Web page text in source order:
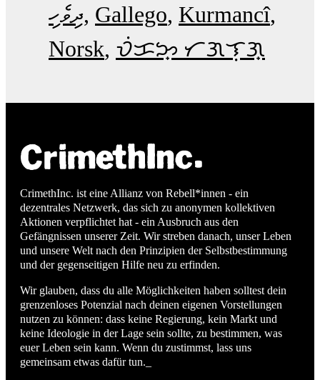
ދިވެހި Gallego Kurmancî
Norsk ᜏᜒᜃᜅ᜔ ᜆᜄᜎᜓᜄ᜔
CrimethInc. ist eine Allianz von Rebell*innen - ein
dezentrales Netzwerk, das sich zu anonymen kollektiven
Aktionen verpflichtet hat - ein Ausbruch aus den
Gefängnissen unserer Zeit. Wir streben danach, unser Leben
und unsere Welt nach den Prinzipien der Selbstbestimmung
und der gegenseitigen Hilfe neu zu erfinden.
Wir glauben, dass du alle Möglichkeiten haben solltest dein
grenzenloses Potenzial nach deinen eigenen Vorstellungen
nutzen zu können: dass keine Regierung, kein Markt und
keine Ideologie in der Lage sein sollte, zu bestimmen, was
euer Leben sein kann. Wenn du zustimmst, lass uns
gemeinsam etwas dafür tun._